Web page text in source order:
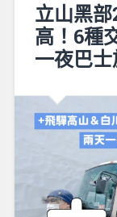
立山黑
高！6種
一夜巴